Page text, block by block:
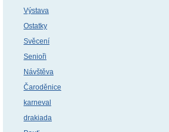
Výstava
Ostatky
Svěcení
Senioři
Návštěva
Čaroděnice
karneval
drakiada